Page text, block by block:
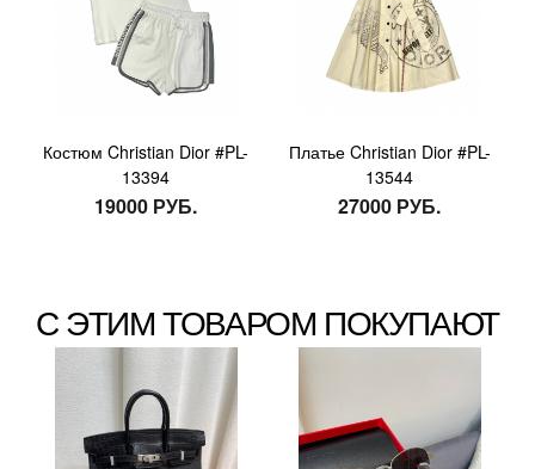
Костюм Christian Dior #PL-
13394
19000 РУБ.
Платье Christian Dior #PL-
13544
27000 РУБ.
С ЭТИМ ТОВАРОМ ПОКУПАЮТ